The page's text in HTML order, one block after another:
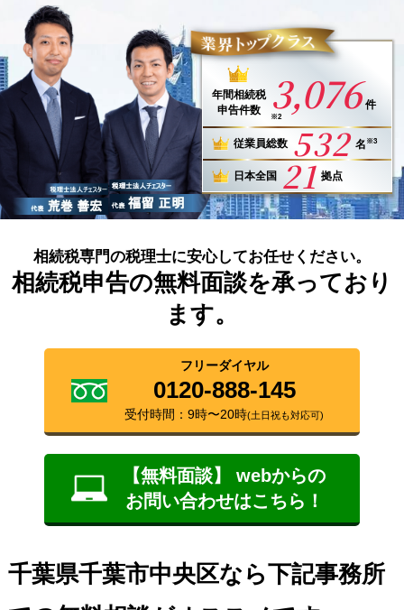
年間相続税
申告件数
3,076 件
※2
従業員総数 532 名 ※3
日本全国 21 拠点
相続税専門の税理士に安心してお任せください。
相続税申告の無料面談を承っており
ます。
フリーダイヤル
0120-888-145
受付時間：9時〜20時(土日祝も対応可)
【無料面談】 webからの
お問い合わせはこちら！
千葉県千葉市中央区なら下記事務所